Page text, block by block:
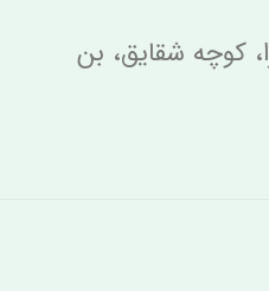
کوچه شقایق، بن